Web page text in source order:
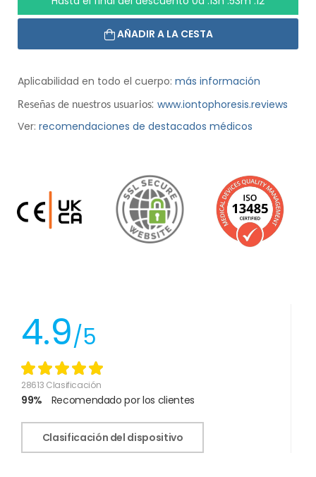
AÑADIR A LA CESTA
Aplicabilidad en todo el cuerpo: más información
Reseñas de nuestros usuarios: www.iontophoresis.reviews
Ver: recomendaciones de destacados médicos
4.9/5
28613 Clasificación
99% Recomendado por los clientes
Clasificación del dispositivo